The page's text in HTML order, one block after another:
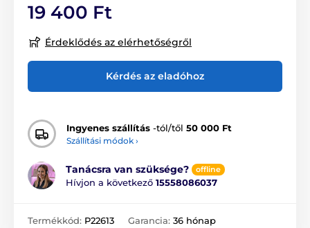
19 400 Ft
Érdeklődés az elérhetőségről
Kérdés az eladóhoz
Ingyenes szállítás -tól/től 50 000 Ft
Szállítási módok ›
Tanácsra van szüksége? offline
Hívjon a következő 15558086037
Termékkód: P22613 Garancia: 36 hónap